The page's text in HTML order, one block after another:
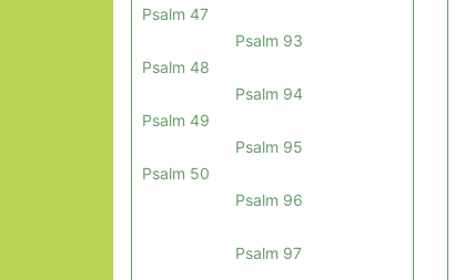
Psalm 47
Psalm 48
Psalm 49
Psalm 50
Psalm 93
Psalm 94
Psalm 95
Psalm 96
Psalm 97